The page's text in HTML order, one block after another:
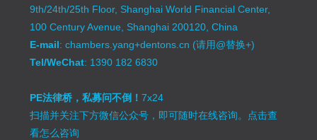
9th/24th/25th Floor, Shanghai World Financial Center,
100 Century Avenue, Shanghai 200120, China
E-mail: chambers.yang+dentons.cn (请用@替换+)
Tel/WeChat: 1390 182 6830
PE法律桥，私募问不倒！7x24
扫描并关注下方微信公众号，即可随时在线咨询。 点击查
看怎么咨询